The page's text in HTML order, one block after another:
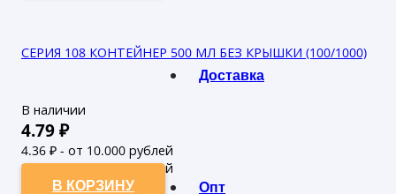
Доставка
Опт
СЕРИЯ 108 КОНТЕЙНЕР 500 МЛ БЕЗ КРЫШКИ (100/1000)
В наличии
4.79₽
4.36 ₽ - от 10.000 рублей
3.96₽ - от 50.000 рублей
В КОРЗИНУ